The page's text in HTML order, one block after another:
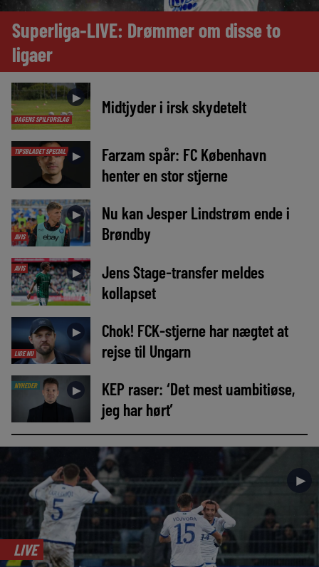
Superliga-LIVE: Drømmer om disse to
ligaer
DAGENS SPILFORSLAG
► Midtjyder i irsk skydetelt
TIPSBLADET SPECIAL ►
Farzam spår: FC København
henter en stor stjerne
AVIS
►
Nu kan Jesper Lindstrøm ende i
Brøndby
AVIS ►
Jens Stage-transfer meldes
kollapset
LIGE NU
►
Chok! FCK-stjerne har nægtet at
rejse til Ungarn
NYHEDER ►
KEP raser: ‘Det mest uambitiøse,
jeg har hørt’
►
LIVE